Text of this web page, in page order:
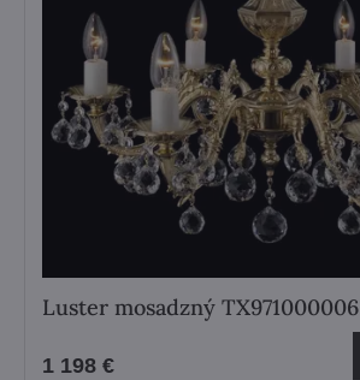
Luster mosadzný TX971000006
1 198 €